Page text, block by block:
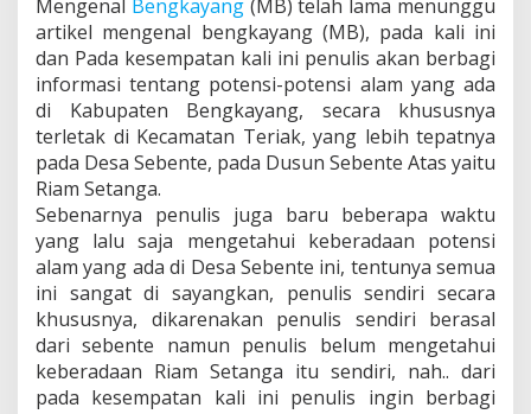
d
a
m
Mengenal Bengkayang(MB) telah lama menunggu
artikel mengenal bengkayang (MB), pada kali ini
dan Pada kesempatan kali ini penulis akan berbagi
informasi tentang potensi-potensi alam yang ada
di Kabupaten Bengkayang, secara khususnya
terletak di Kecamatan Teriak, yang lebih tepatnya
pada Desa Sebente, pada Dusun Sebente Atas yaitu
Riam Setanga.
Sebenarnya penulis juga baru beberapa waktu
yang lalu saja mengetahui keberadaan potensi
alam yang ada di Desa Sebente ini, tentunya semua
ini sangat di sayangkan, penulis sendiri secara
khususnya, dikarenakan penulis sendiri berasal
dari sebente namun penulis belum mengetahui
keberadaan Riam Setanga itu sendiri, nah.. dari
pada kesempatan kali ini penulis ingin berbagi